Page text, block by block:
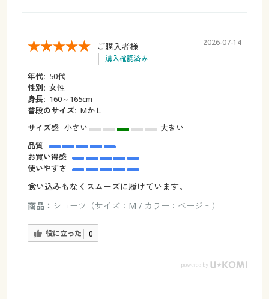
ご購入者様
購入確認済み
2026-07-14
年代: 50代
性別: 女性
身長: 160～165cm
普段のサイズ: MかＬ
サイズ感 小さい
大きい
品質
お買い得感
使いやすさ
食い込みもなくスムーズに履けています。
商品： ショーツ（サイズ：M / カラー：ベージュ）
役に立った 0